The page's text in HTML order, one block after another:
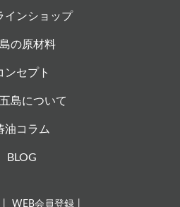
インショップ
の原材料
ンセプト
島について
油コラム
BLOG
WEB会員登録